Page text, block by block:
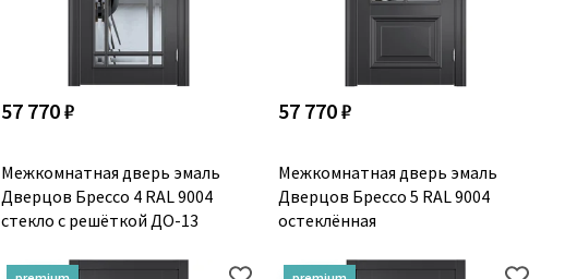
57 770 ₽
Межкомнатная дверь эмаль
Дверцов Брессо 4 RAL 9004
стекло с решёткой ДО-13
57 770 ₽
Межкомнатная дверь эмаль
Дверцов Брессо 5 RAL 9004
остеклённая